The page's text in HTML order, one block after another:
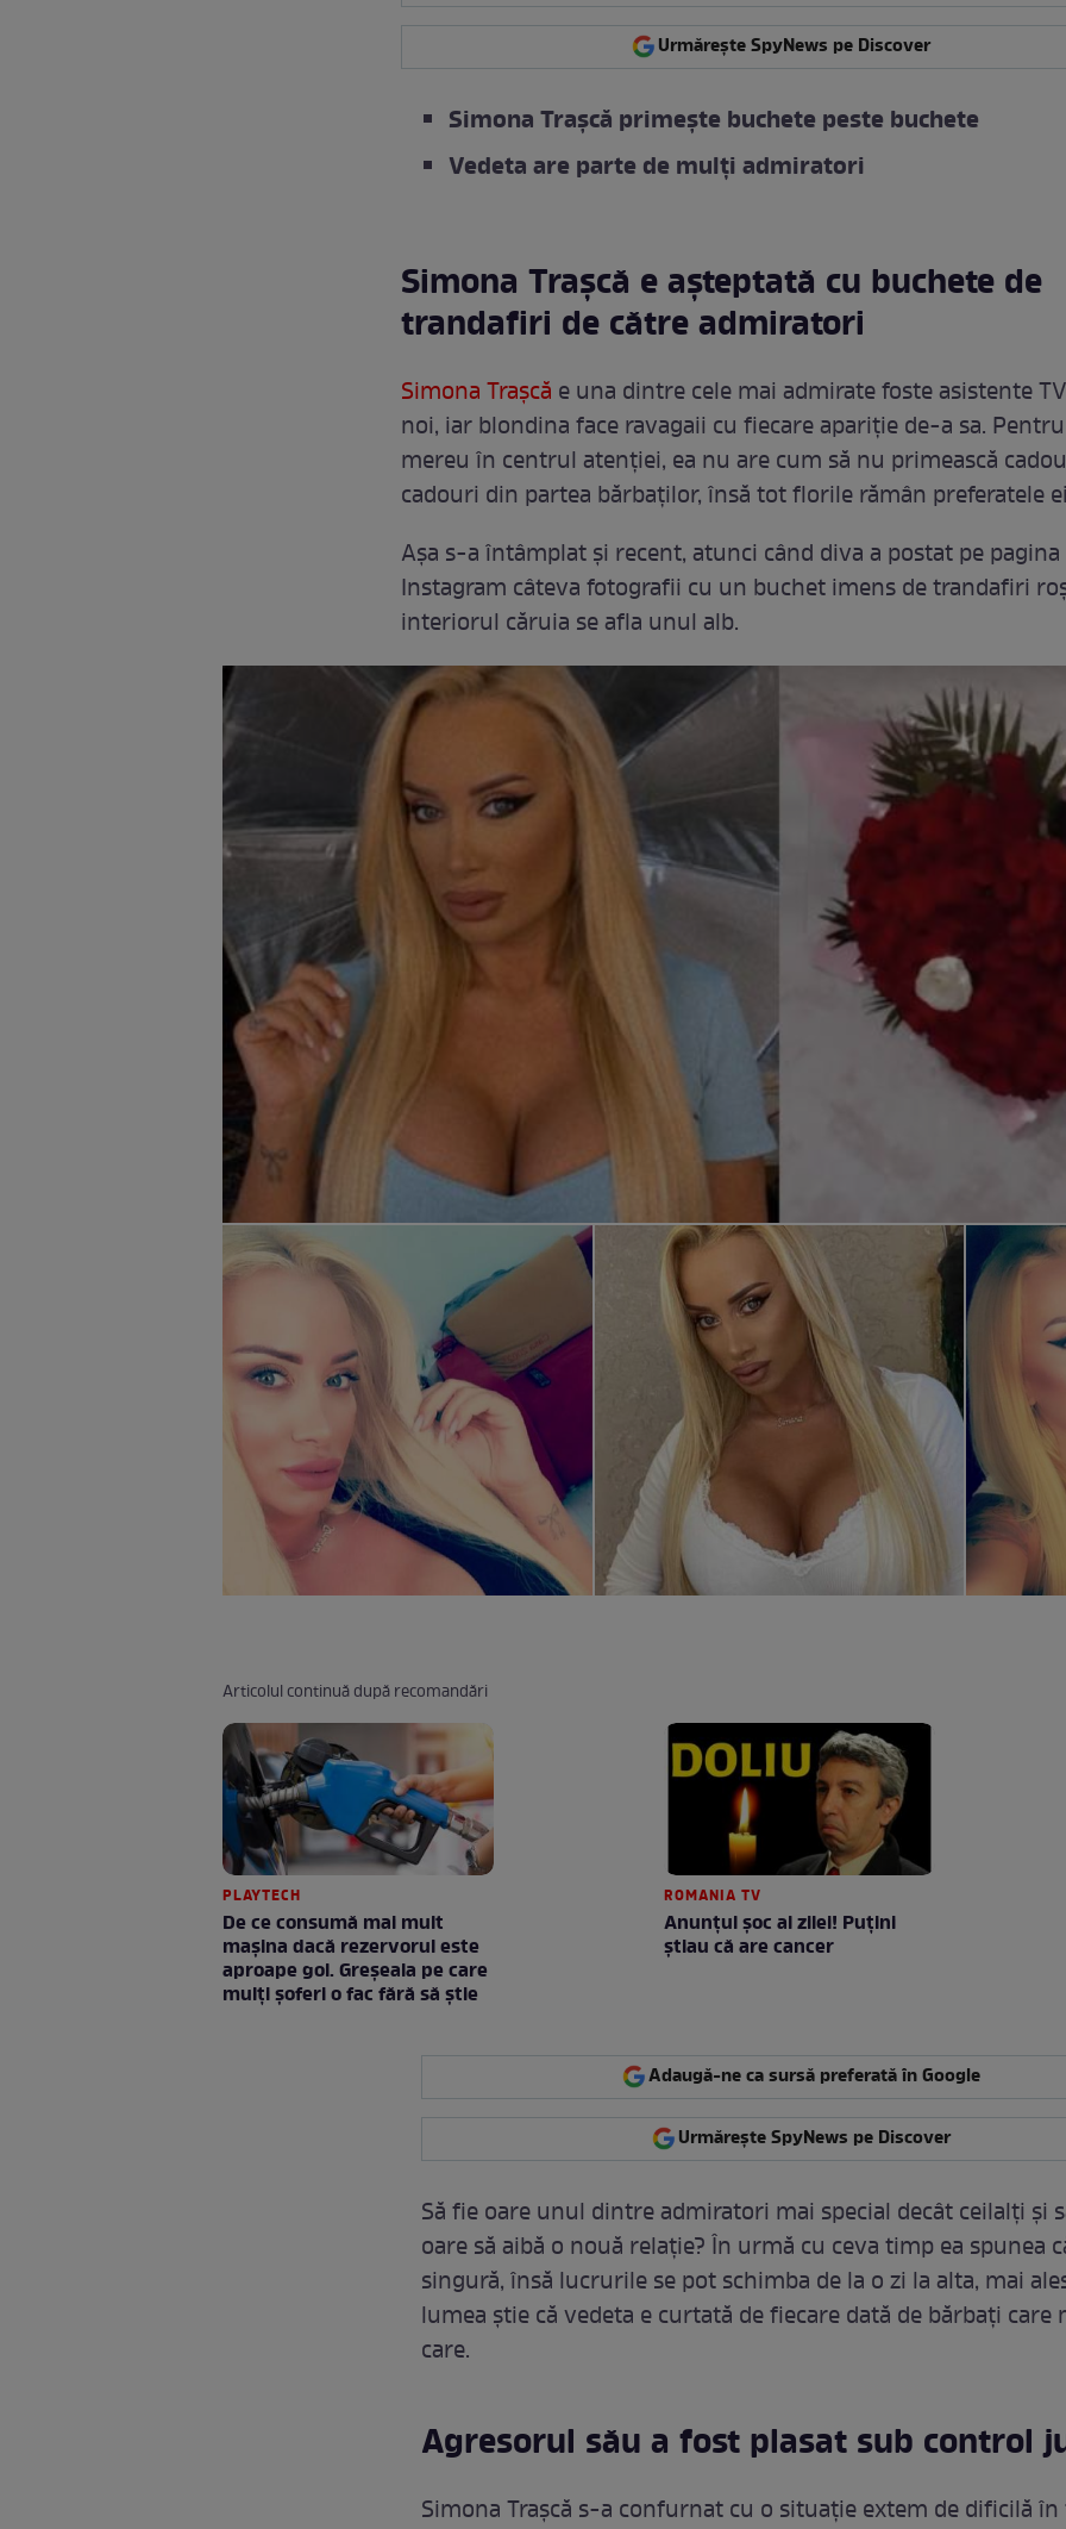
Urmărește SpyNews pe Discover
Simona Trașcă primește buchete peste buchete
Vedeta are parte de mulți admiratori
Simona Trașcă e așteptată cu buchete de
trandafiri de către admiratori
Simona Trașcă e una dintre cele mai admirate foste asistente
noi, iar blondina face ravagaii cu fiecare apariție de-a sa.
mereu în centrul atenției, ea nu are cum să nu primească
cadouri din partea bărbaților, însă tot florile rămân preferatele
Așa s-a întâmplat și recent, atunci când diva a postat pe pagina
Instagram câteva fotografii cu un buchet imens de trandafiri
interiorul căruia se afla unul alb.
Articolul continuă după recomandări
PLAYTECH
De ce consumă mai mult
mașina dacă rezervorul este
aproape gol. Greșeala pe care
mulți șoferi o fac fără să știe
ROMANIA TV
Anunţul şoc al zilei! Puţini
ştiau că are cancer
Adaugă-ne ca sursă preferată în Google
Urmărește SpyNews pe Discover
Să fie oare unul dintre admiratori mai special decât ceilalți și
oare să aibă o nouă relație? În urmă cu ceva timp ea spunea
singură, însă lucrurile se pot schimba de la o zi la alta, mai
lumea știe că vedeta e curtată de fiecare dată de bărbați care
care.
Agresorul său a fost plasat sub control
Simona Trașcă s-a confurnat cu o situație extem de dificilă în